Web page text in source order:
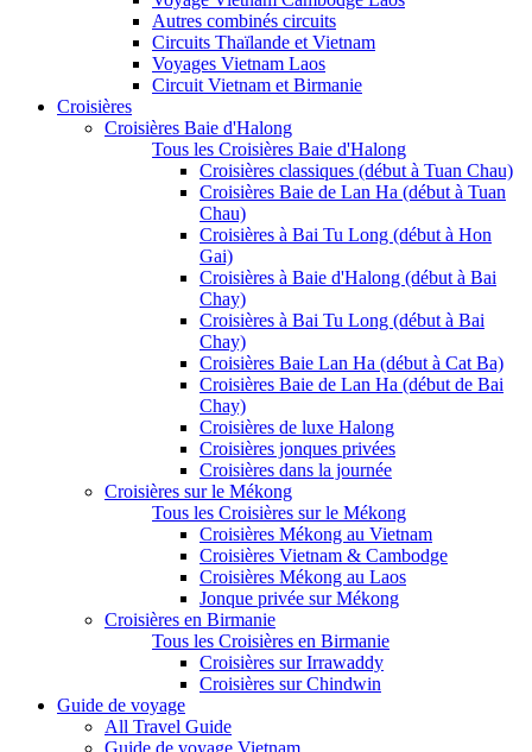
Autres combinés circuits
Circuits Thaïlande et Vietnam
Voyages Vietnam Laos
Circuit Vietnam et Birmanie
Croisières
Croisières Baie d'Halong
Tous les Croisières Baie d'Halong
Croisières classiques (début à Tuan Chau)
Croisières Baie de Lan Ha (début à Tuan
Chau)
Croisières à Bai Tu Long (début à Hon
Gai)
Croisières à Baie d'Halong (début à Bai
Chay)
Croisières à Bai Tu Long (début à Bai
Chay)
Croisières Baie Lan Ha (début à Cat Ba)
Croisières Baie de Lan Ha (début de Bai
Chay)
Croisières de luxe Halong
Croisières jonques privées
Croisières dans la journée
Croisières sur le Mékong
Tous les Croisières sur le Mékong
Croisières Mékong au Vietnam
Croisières Vietnam & Cambodge
Croisières Mékong au Laos
Jonque privée sur Mékong
Croisières en Birmanie
Tous les Croisières en Birmanie
Croisières sur Irrawaddy
Croisières sur Chindwin
Guide de voyage
All Travel Guide
Guide de voyage Vietnam